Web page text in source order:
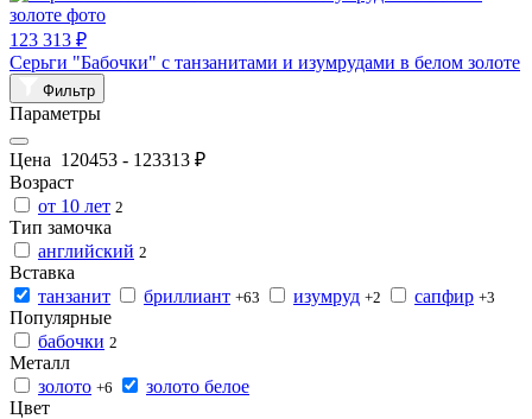
123 313 ₽
Серьги "Бабочки" с танзанитами и изумрудами в белом золоте
Фильтр
Параметры
Цена 120453 - 123313 ₽
Возраст
от 10 лет 2
Тип замочка
английский 2
Вставка
танзанит
бриллиант +63 изумруд +2 сапфир +3
Популярные
бабочки 2
Металл
золото +6
золото белое
Цвет